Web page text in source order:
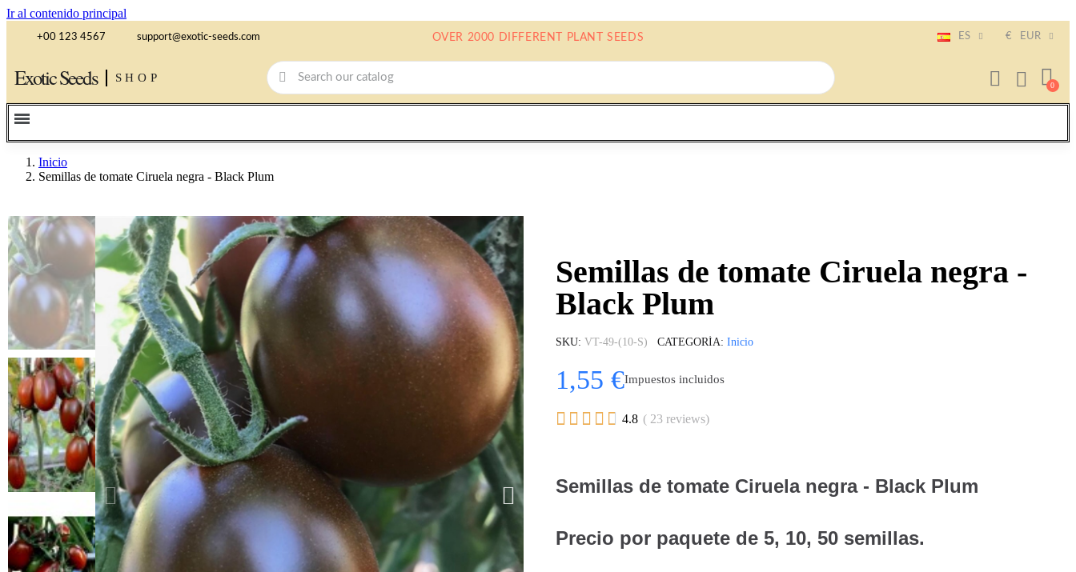
Ir al contenido principal
+00 123 4567 support@exotic-seeds.com OVER 2000 DIFFERENT PLANT SEEDS ES € EUR
Exotic Seeds SHOP
Inicio
Semillas de tomate Ciruela negra - Black Plum
Semillas de tomate Ciruela negra -
Black Plum
SKU VT-49-(10-S) CATEGORÍA Inicio
1,55 €Impuestos incluidos
     4.8 ( 23 reviews)
Semillas de tomate Ciruela negra - Black Plum
Precio por paquete de 5, 10, 50 semillas.